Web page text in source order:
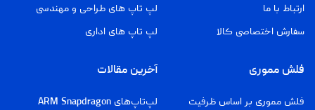
ارتباط با ما
سفارش اختصاصی کالا
لپ تاپ های طراحی و مهندسی
لپ تاپ های اداری
فلش مموری
فلش مموری بر اساس ظرفیت
آخرین مقالات
لپ‌تاپ‌های ARM Snapdragon